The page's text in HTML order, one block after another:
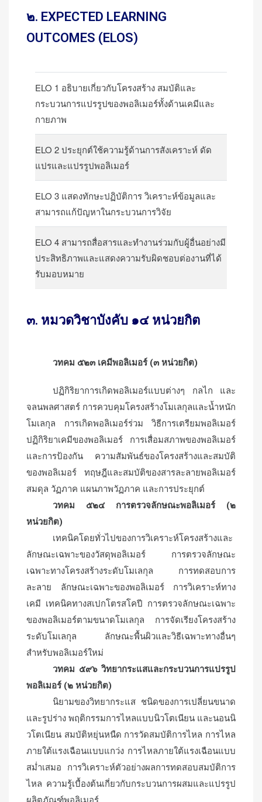
๒. EXPECTED LEARNING
OUTCOMES (ELOS)
ELO 1 อธิบายเกี่ยวกับโครงสร้าง สมบัติและ
กระบวนการแปรรูปของพอลิเมอร์ทั้งด้านเคมีและ
กายภาพ
ELO 2 ประยุกต์ใช้ความรู้ด้านการสังเคราะห์ ดัด
แปรและแปรรูปพอลิเมอร์
ELO 3 แสดงทักษะปฏิบัติการ วิเคราะห์ข้อมูลและ
สามารถแก้ปัญหาในกระบวนการวิจัย
ELO 4 สามารถสื่อสารและทำงานร่วมกับผู้อื่นอย่างมี
ประสิทธิภาพและแสดงความรับผิดชอบต่องานที่ได้
รับมอบหมาย
๓. หมวดวิชาบังคับ ๑๔ หน่วยกิต
วทคม ๕๒๓ เคมีพอลิเมอร์ (๓ หน่วยกิต)
ปฏิกิริยาการเกิดพอลิเมอร์แบบต่างๆ กลไก และ
จลนพลศาสตร์ การควบคุมโครงสร้างโมเลกุลและน้ำหนัก
โมเลกุล การเกิดพอลิเมอร์ร่วม วิธีการเตรียมพอลิเมอร์
ปฏิกิริยาเคมีของพอลิเมอร์ การเสื่อมสภาพของพอลิเมอร์
และการป้องกัน ความสัมพันธ์ของโครงสร้างและสมบัติ
ของพอลิเมอร์ ทฤษฎีและสมบัติของสารละลายพอลิเมอร์
สมดุล วัฏภาค แผนภาพวัฏภาค และการประยุกต์
วทคม ๕๒๔ การตรวจลักษณะพอลิเมอร์ (๒
หน่วยกิต)
เทคนิคโดยทั่วไปของการวิเคราะห์โครงสร้างและ
ลักษณะเฉพาะของวัสดุพอลิเมอร์ การตรวจลักษณะ
เฉพาะทางโครงสร้างระดับโมเลกุล การทดสอบการ
ละลาย ลักษณะเฉพาะของพอลิเมอร์ การวิเคราะห์ทาง
เคมี เทคนิคทางสเปกโตรสโคปี การตรวจลักษณะเฉพาะ
ของพอลิเมอร์ตามขนาดโมเลกุล การจัดเรียงโครงสร้าง
ระดับโมเลกุล ลักษณะพื้นผิวและวิธีเฉพาะทางอื่นๆ
สำหรับพอลิเมอร์ใหม่
วทคม ๕๙๖ วิทยากระแสและกระบวนการแปรรูป
พอลิเมอร์ (๒ หน่วยกิต)
นิยามของวิทยากระแส ชนิดของการเปลี่ยนขนาด
และรูปร่าง พฤติกรรมการไหลแบบนิวโตเนียน และนอนนิ
วโตเนียน สมบัติหยุ่นหนืด การวัดสมบัติการไหล การไหล
ภายใต้แรงเฉือนแบบแกว่ง การไหลภายใต้แรงเฉือนแบบ
สม่ำเสมอ การวิเคราะห์ตัวอย่างผลการทดสอบสมบัติการ
ไหล ความรู้เบื้องต้นเกี่ยวกับกระบวนการผสมและแปรรูป